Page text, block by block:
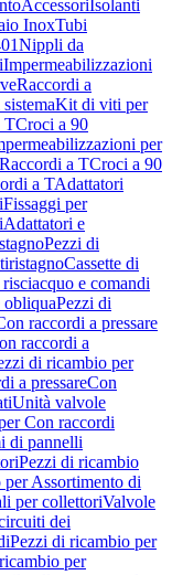
AccessoriIsolanti
InoxTubi
Nippli da
Impermeabilizzazioni
Raccordi a
Kit di viti per
TCroci a 90
per
Raccordi a TCroci a 90
a TAdattatori
Fissaggi per
Adattatori e
Pezzi di
Cassette di
e comandi
obliquaPezzi di
raccordi a pressare
raccordi a
di ricambio per
a pressareCon
Unità valvole
Con raccordi
di pannelli
Pezzi di ricambio
Assortimento di
per collettoriValvole
dei
Pezzi di ricambio per
per